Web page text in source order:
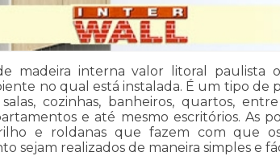
madeira interna valor litoral paulista
no qual está instalada. É um tipo
cozinhas, banheiros, quartos,
e até mesmo escritórios. As
e roldanas que fazem com que
sejam realizados de maneira simples e